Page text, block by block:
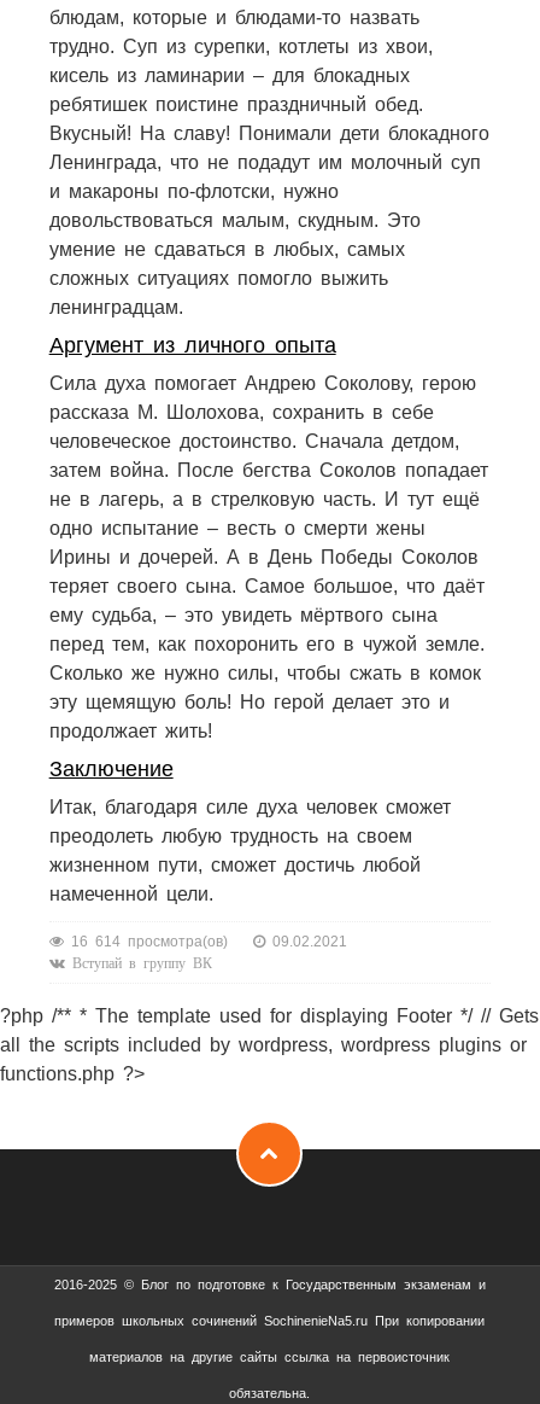
блюдам, которые и блюдами-то назвать
трудно. Суп из сурепки, котлеты из хвои,
кисель из ламинарии – для блокадных
ребятишек поистине праздничный обед.
Вкусный! На славу! Понимали дети блокадного
Ленинграда, что не подадут им молочный суп
и макароны по-флотски, нужно
довольствоваться малым, скудным. Это
умение не сдаваться в любых, самых
сложных ситуациях помогло выжить
ленинградцам.
Аргумент из личного опыта
Сила духа помогает Андрею Соколову, герою
рассказа М. Шолохова, сохранить в себе
человеческое достоинство. Сначала детдом,
затем война. После бегства Соколов попадает
не в лагерь, а в стрелковую часть. И тут ещё
одно испытание – весть о смерти жены
Ирины и дочерей. А в День Победы Соколов
теряет своего сына. Самое большое, что даёт
ему судьба, – это увидеть мёртвого сына
перед тем, как похоронить его в чужой земле.
Сколько же нужно силы, чтобы сжать в комок
эту щемящую боль! Но герой делает это и
продолжает жить!
Заключение
Итак, благодаря силе духа человек сможет
преодолеть любую трудность на своем
жизненном пути, сможет достичь любой
намеченной цели.
16 614 просмотра(ов) 09.02.2021
Вступай в группу ВК
?php /** * The template used for displaying Footer */ // Gets
all the scripts included by wordpress, wordpress plugins or
functions.php ?>
2016-2025 © Блог по подготовке к Государственным экзаменам и
примеров школьных сочинений SochinenieNa5.ru При копировании
материалов на другие сайты ссылка на первоисточник
обязательна.